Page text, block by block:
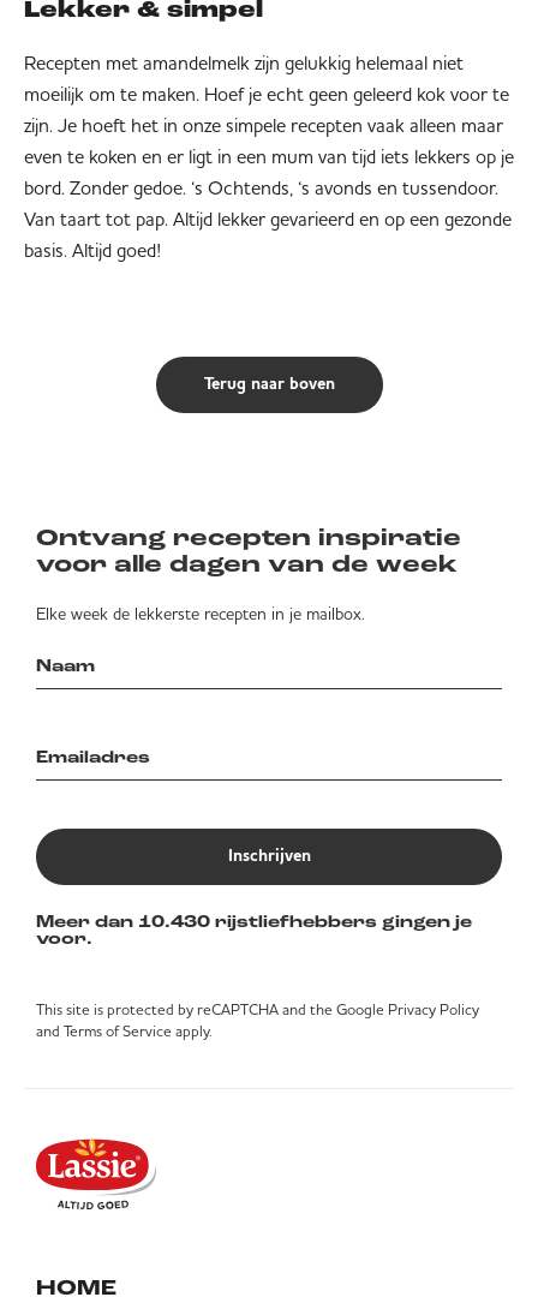
Lekker & simpel
Recepten met amandelmelk zijn gelukkig helemaal niet
moeilijk om te maken. Hoef je echt geen geleerd kok voor te
zijn. Je hoeft het in onze simpele recepten vaak alleen maar
even te koken en er ligt in een mum van tijd iets lekkers op je
bord. Zonder gedoe. ‘s Ochtends, ‘s avonds en tussendoor.
Van taart tot pap. Altijd lekker gevarieerd en op een gezonde
basis. Altijd goed!
Terug naar boven
Ontvang recepten inspiratie
voor alle dagen van de week
Elke week de lekkerste recepten in je mailbox.
Inschrijven
Meer dan 10.430 rijstliefhebbers gingen je
voor.
This site is protected by reCAPTCHA and the Google Privacy Policy
and Terms of Service apply.
HOME